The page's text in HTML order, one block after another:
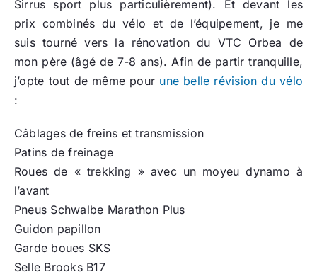
Sirrus sport plus particulièrement). Et devant les
prix combinés du vélo et de l’équipement, je me
suis tourné vers la rénovation du VTC Orbea de
mon père (âgé de 7-8 ans). Afin de partir tranquille,
j’opte tout de même pour une belle révision du vélo
:
Câblages de freins et transmission
Patins de freinage
Roues de « trekking » avec un moyeu dynamo à
l’avant
Pneus Schwalbe Marathon Plus
Guidon papillon
Garde boues SKS
Selle Brooks B17